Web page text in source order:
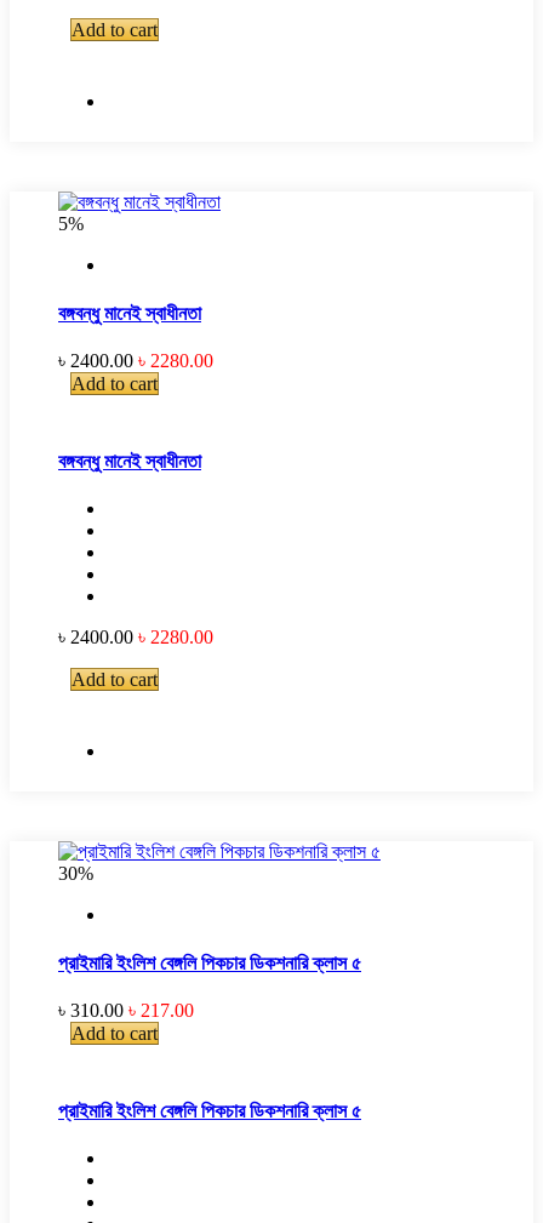
Add to cart
5%
বঙ্গবন্ধু মানেই স্বাধীনতা
৳ 2400.00 ৳ 2280.00
Add to cart
বঙ্গবন্ধু মানেই স্বাধীনতা
৳ 2400.00 ৳ 2280.00
Add to cart
30%
প্রাইমারি ইংলিশ বেঙ্গলি পিকচার ডিকশনারি ক্লাস ৫
৳ 310.00 ৳ 217.00
Add to cart
প্রাইমারি ইংলিশ বেঙ্গলি পিকচার ডিকশনারি ক্লাস ৫